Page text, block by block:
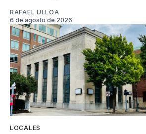
RAFAEL ULLOA
6 de agosto de 2026
LOCALES